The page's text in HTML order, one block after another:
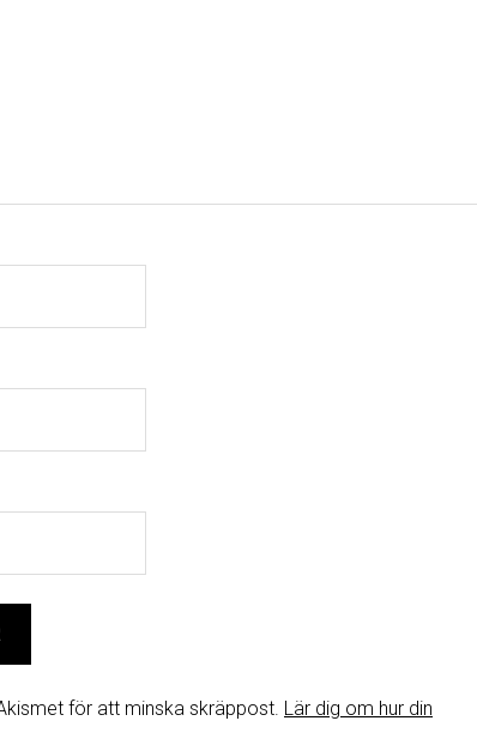
för att minska skräppost. Lär dig om hur din